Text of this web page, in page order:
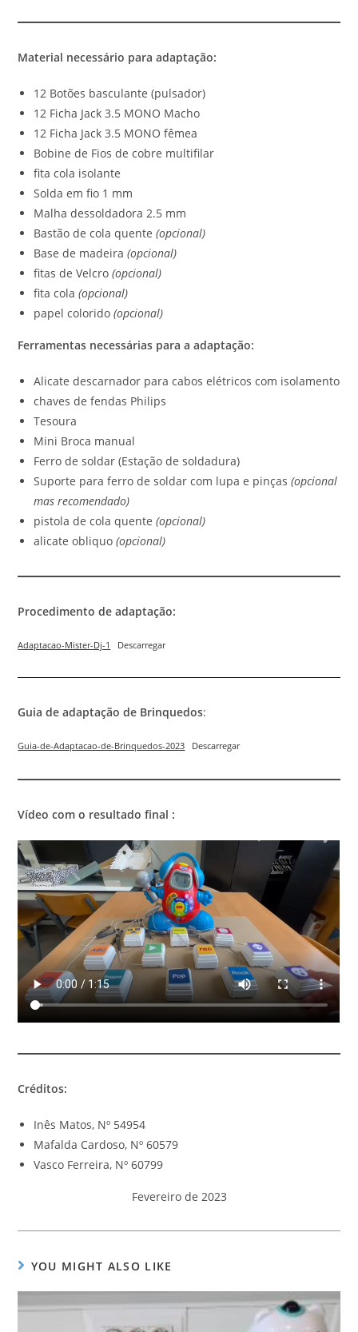
Material necessário para adaptação:
12 Botões basculante (pulsador)
12 Ficha Jack 3.5 MONO Macho
12 Ficha Jack 3.5 MONO fêmea
Bobine de Fios de cobre multifilar
fita cola isolante
Solda em fio 1 mm
Malha dessoldadora 2.5 mm
Bastão de cola quente (opcional)
Base de madeira (opcional)
fitas de Velcro(opcional)
fita cola(opcional)
papel colorido (opcional)
Ferramentas necessárias para a adaptação:
Alicate descarnador para cabos elétricos com isolamento
chaves de fendas Philips
Tesoura
Mini Broca manual
Ferro de soldar (Estação de soldadura)
Suporte para ferro de soldar com lupa e pinças(opcional
mas recomendado)
pistola de cola quente(opcional)
alicate obliquo(opcional)
Procedimento de adaptação:
Adaptacao-Mister-Dj-1 Descarregar
Guia de adaptação de Brinquedos:
Guia-de-Adaptacao-de-Brinquedos-2023 Descarregar
Vídeo com o resultado final :
Créditos:
Inês Matos, Nº 54954
Mafalda Cardoso, Nº 60579
Vasco Ferreira, Nº 60799
Fevereiro de 2023
YOU MIGHT ALSO LIKE